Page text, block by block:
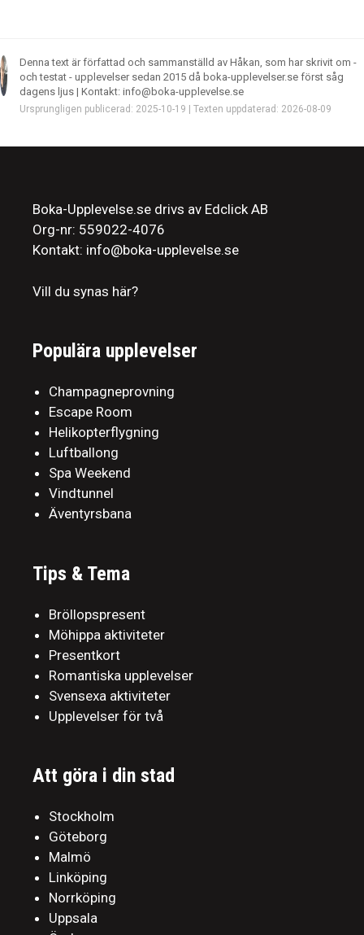
Denna text är författad och sammanställd av Håkan, som har skrivit om -
och testat - upplevelser sedan 2015 då boka-upplevelser.se först såg
dagens ljus | Kontakt: info@boka-upplevelse.se
Ursprungligen publicerad: 2025-10-19 | Texten uppdaterad: 2026-08-09
Boka-Upplevelse.se drivs av Edclick AB
Org-nr: 559022-4076
Kontakt: info@boka-upplevelse.se
Vill du synas här?
Populära upplevelser
Champagneprovning
Escape Room
Helikopterflygning
Luftballong
Spa Weekend
Vindtunnel
Äventyrsbana
Tips & Tema
Bröllopspresent
Möhippa aktiviteter
Presentkort
Romantiska upplevelser
Svensexa aktiviteter
Upplevelser för två
Att göra i din stad
Stockholm
Göteborg
Malmö
Linköping
Norrköping
Uppsala